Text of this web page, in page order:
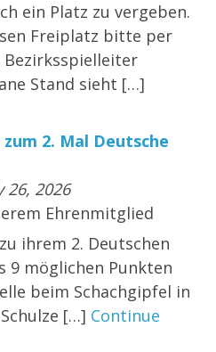
ein Platz zu vergeben.
Freiplatz bitte per
Bezirksspielleiter
Stand sieht […]
zum 2. Mal Deutsche
26, 2026
Ehrenmitglied
ihrem 2. Deutschen
9 möglichen Punkten
beim Schachgipfel in
[…] Continue